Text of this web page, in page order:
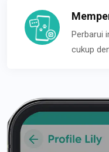
Perbarui
cukup